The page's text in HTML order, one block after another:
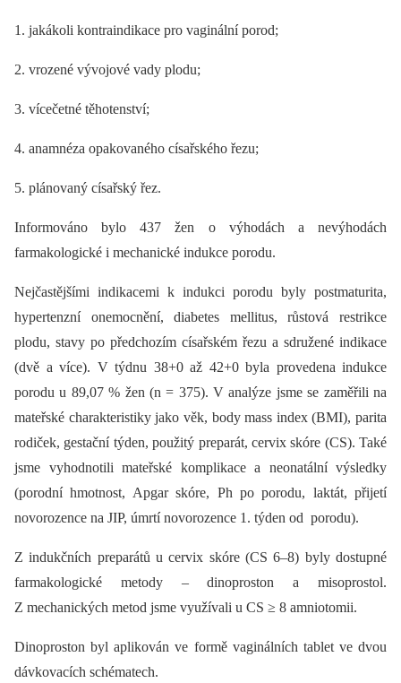
1. jakákoli kontraindikace pro vaginální porod;
2. vrozené vývojové vady plodu;
3. vícečetné těhotenství;
4. anamnéza opakovaného císařského řezu;
5. plánovaný císařský řez.
Informováno bylo 437 žen o výhodách a nevýhodách
farmakologické i mechanické indukce porodu.
Nejčastějšími indikacemi k indukci porodu byly postmaturita,
hypertenzní onemocnění, diabetes mellitus, růstová restrikce
plodu, stavy po předchozím císařském řezu a sdružené indikace
(dvě a více). V týdnu 38+0 až 42+0 byla provedena indukce
porodu u 89,07 % žen (n = 375). V analýze jsme se zaměřili na
mateřské charakteristiky jako věk, body mass index (BMI), parita
rodiček, gestační týden, použitý preparát, cervix skóre (CS). Také
jsme vyhodnotili mateřské komplikace a neonatální výsledky
(porodní hmotnost, Apgar skóre, Ph po porodu, laktát, přijetí
novorozence na JIP, úmrtí novorozence 1. týden od porodu).
Z indukčních preparátů u cervix skóre (CS 6–8) byly dostupné
farmakologické metody –⁠ dinoproston a misoprostol.
Z mechanických metod jsme využívali u CS ≥ 8 amniotomii.
Dinoproston byl aplikován ve formě vaginálních tablet ve dvou
dávkovacích schématech.